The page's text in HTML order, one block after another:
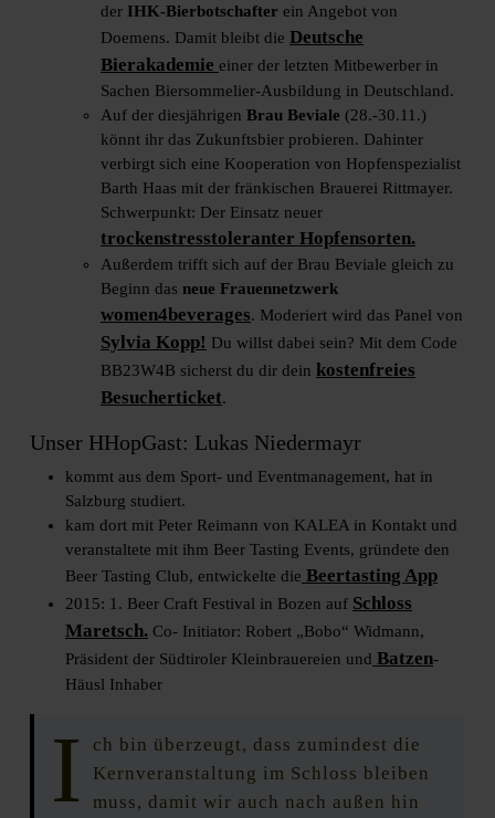
der IHK-Bierbotschafter ein Angebot von
Doemens. Damit bleibt die Deutsche
Bierakademie einer der letzten Mitbewerber in
Sachen Biersommelier-Ausbildung in Deutschland.
Auf der diesjährigen Brau Beviale (28.-30.11.)
könnt ihr das Zukunftsbier probieren. Dahinter
verbirgt sich eine Kooperation von Hopfenspezialist
Barth Haas mit der fränkischen Brauerei Rittmayer.
Schwerpunkt: Der Einsatz neuer
trockenstresstoleranter Hopfensorten.
Außerdem trifft sich auf der Brau Beviale gleich zu
Beginn das neue Frauennetzwerk
women4beverages. Moderiert wird das Panel von
Sylvia Kopp! Du willst dabei sein? Mit dem Code
BB23W4B sicherst du dir dein kostenfreies
Besucherticket.
Unser HHopGast: Lukas Niedermayr
kommt aus dem Sport- und Eventmanagement, hat in
Salzburg studiert.
kam dort mit Peter Reimann von KALEA in Kontakt und
veranstaltete mit ihm Beer Tasting Events, gründete den
Beer Tasting Club, entwickelte die Beertasting App
2015: 1. Beer Craft Festival in Bozen auf Schloss
Maretsch. Co- Initiator: Robert „Bobo“ Widmann,
Präsident der Südtiroler Kleinbrauereien und Batzen-
Häusl Inhaber
I
ch bin überzeugt, dass zumindest die
Kernveranstaltung im Schloss bleiben
muss, damit wir auch nach außen hin